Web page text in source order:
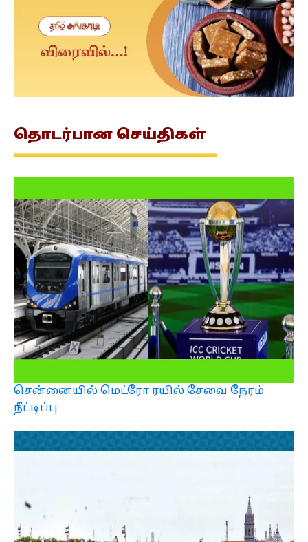
தொடர்பான செய்திகள்
சென்னையில் மெட்ரோ ரயில் சேவை நேரம்
நீட்டிப்பு